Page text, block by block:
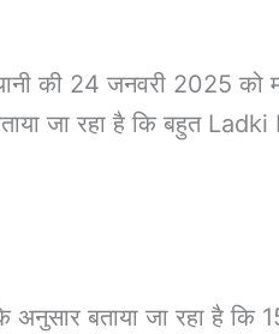
24 जनवरी 2025 को
जा रहा है कि बहुत
बताया जा रहा है कि